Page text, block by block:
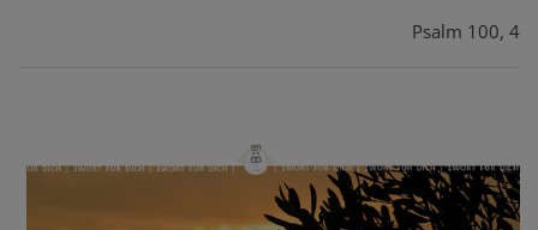
Psalm 100, 4